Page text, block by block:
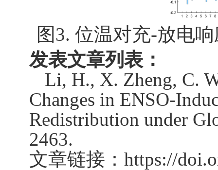
图3. 位温对充-放电
发表文章列表：
Li, H., X. Zheng, C.
Changes in ENSO-
Redistribution under
2463.
文章链接： https://